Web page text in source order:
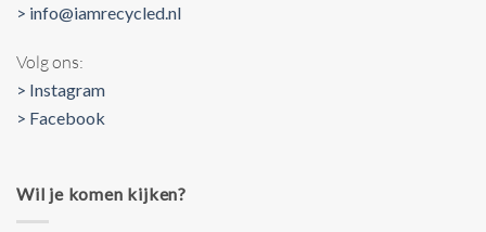
> info@iamrecycled.nl
Volg ons:
> Instagram
> Facebook
Wil je komen kijken?